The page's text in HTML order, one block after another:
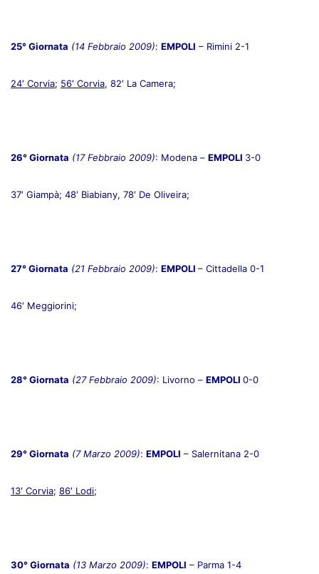
25° Giornata (14 Febbraio 2009): EMPOLI – Rimini 2-1
24′ Corvia; 56′ Corvia, 82′ La Camera;
26° Giornata (17 Febbraio 2009): Modena – EMPOLI 3-0
37′ Giampà; 48′ Biabiany, 78′ De Oliveira;
27° Giornata (21 Febbraio 2009): EMPOLI – Cittadella 0-1
46′ Meggiorini;
28° Giornata (27 Febbraio 2009): Livorno – EMPOLI 0-0
29° Giornata (7 Marzo 2009): EMPOLI – Salernitana 2-0
13′ Corvia; 86′ Lodi;
30° Giornata (13 Marzo 2009): EMPOLI – Parma 1-4